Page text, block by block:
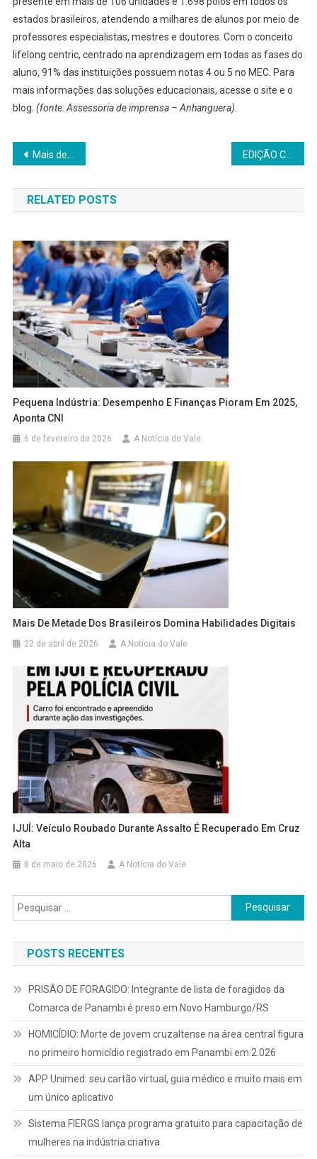
estados brasileiros, atendendo a milhares de alunos por meio de
professores especialistas, mestres e doutores. Com o conceito
lifelong centric, centrado na aprendizagem em todas as fases do
aluno, 91% das instituições possuem notas 4 ou 5 no MEC. Para
mais informações das soluções educacionais, acesse o site e o
blog. (fonte:Assessoria de imprensa – Anhanguera).
Navegação
de
Post
Mais de 4,1 milhões de famílias brasileiras são beneficiadas com Novo Desconto Social
RELATED POSTS
Pequena Indústria: Desempenho E Finanças Pioram Em 2025,
Aponta CNI
6 de fevereiro de 2026 A Notícia do Vale
Mais De Metade Dos Brasileiros Domina Habilidades Digitais
22 de abril de 2026 A Notícia do Vale
IJUÍ: Veículo Roubado Durante Assalto É Recuperado Em Cruz
Alta
8 de maio de 2026 A Notícia do Vale
Pesquisar
por:
POSTS RECENTES
PRISÃO DE FORAGIDO: Integrante de lista de foragidos da
Comarca de Panambi é preso em Novo Hamburgo/RS
HOMICÍDIO: Morte de jovem cruzaltense na área central figura
no primeiro homicídio registrado em Panambi em 2.026
APP Unimed: seu cartão virtual, guia médico e muito mais em
um único aplicativo
Sistema FIERGS lança programa gratuito para capacitação de
mulheres na indústria criativa